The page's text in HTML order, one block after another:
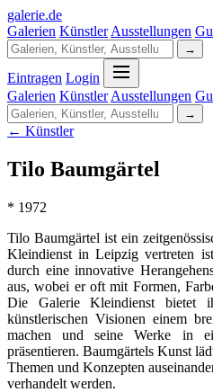
galerie.de
Galerien Künstler Ausstellungen
→
Eintragen Login
Galerien Künstler Ausstellungen
→
← Künstler
Tilo Baumgärtel
* 1972
Tilo Baumgärtel ist ein
Kleindienst in Leipzig vertreten
durch eine innovative
aus, wobei er oft mit Formen,
Die Galerie Kleindienst bietet
künstlerischen Visionen einem
machen und seine Werke in
präsentieren. Baumgärtels Kunst
Themen und Konzepten
verhandelt werden.